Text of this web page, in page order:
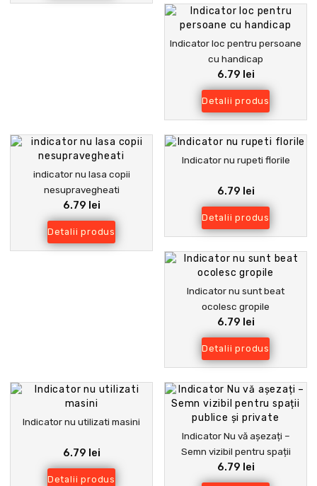
Indicator loc pentru persoane
cu handicap
6.79 lei
Detalii produs
indicator nu lasa copii
nesupravegheati
6.79 lei
Detalii produs
Indicator nu rupeti florile
6.79 lei
Detalii produs
Indicator nu sunt beat
ocolesc gropile
6.79 lei
Detalii produs
Indicator nu utilizati masini
6.79 lei
Detalii produs
Indicator Nu vă așezați –
Semn vizibil pentru spații
publice și private
6.79 lei